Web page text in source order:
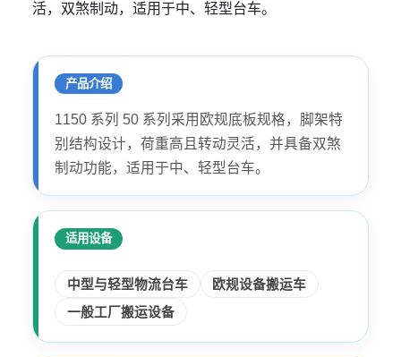
活，双煞制动，适用于中、轻型台车。
产品介绍
1150 系列 50 系列采用欧规底板规格，脚架特
别结构设计，荷重高且转动灵活，并具备双煞
制动功能，适用于中、轻型台车。
适用设备
中型与轻型物流台车
欧规设备搬运车
一般工厂搬运设备